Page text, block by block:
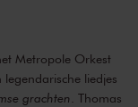
Metropole Orkest
liedjes
grachten . Thomas